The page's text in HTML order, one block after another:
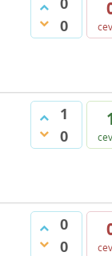
0
1
0
0
0